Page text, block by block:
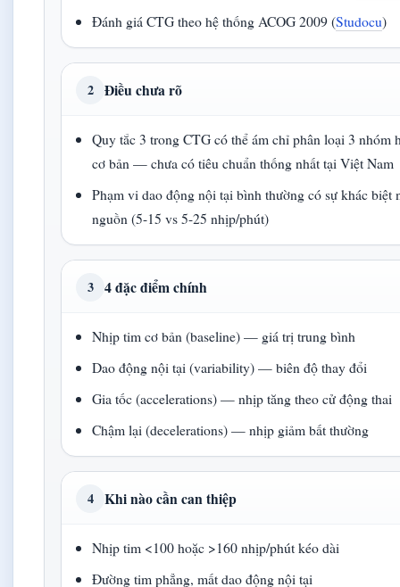
Đánh giá CTG theo hệ thống ACOG 2009 (Studocu)
2 Điều chưa rõ
Quy tắc 3 trong CTG có thể ám chỉ phân loại 3 nhóm
cơ bản — chưa có tiêu chuẩn thống nhất tại Việt Nam
Phạm vi dao động nội tại bình thường có sự khác biệt
nguồn (5-15 vs 5-25 nhịp/phút)
3 4 đặc điểm chính
Nhịp tim cơ bản (baseline) — giá trị trung bình
Dao động nội tại (variability) — biên độ thay đổi
Gia tốc (accelerations) — nhịp tăng theo cử động thai
Chậm lại (decelerations) — nhịp giảm bất thường
4 Khi nào cần can thiệp
Nhịp tim <100 hoặc >160 nhịp/phút kéo dài
Đường tim phẳng, mất dao động nội tại